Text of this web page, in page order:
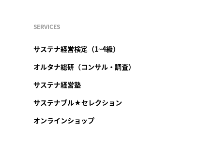
SERVICES
サステナ経営検定（1~4級）
オルタナ総研（コンサル・調査）
サステナ経営塾
サステナブル★セレクション
オンラインショップ